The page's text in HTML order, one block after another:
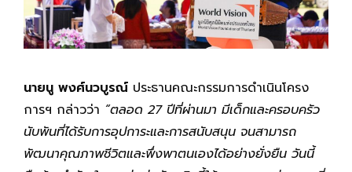
นายนู พงศ์นวบูรณ์ ประธานคณะกรรมการดำเนินโครง
การฯ กล่าวว่า “ตลอด 27 ปีที่ผ่านมา มีเด็กและครอบครัว
นับพันที่ได้รับการอุปการะและการสนับสนุน จนสามารถ
พัฒนาคุณภาพชีวิตและพึ่งพาตนเองได้อย่างยั่งยืน วันนี้